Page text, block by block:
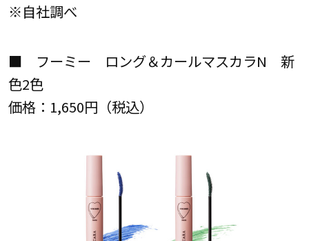
※自社調べ
■ フーミー ロング＆カールマスカラN 新
色2色
価格：1,650円（税込）